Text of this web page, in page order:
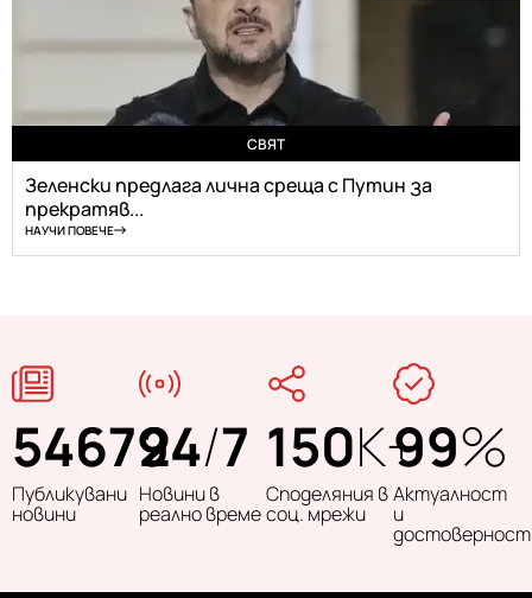
СВЯТ
Зеленски предлага лична среща с Путин за
прекратяв...
НАУЧИ ПОВЕЧЕ
54679
Публикувани
новини
24/7
Новини в
реално време
150K+
Споделяния в
соц. мрежи
99%
Актуалност
и
достоверност